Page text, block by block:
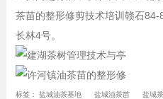
茶苗的整形修剪技术培训赣石84-
长林4号。
标签： 盐城油茶基地 盐城油茶苗 盐城